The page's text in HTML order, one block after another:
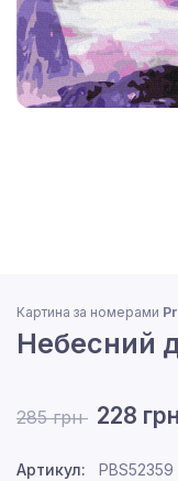
Картина за номерами
Небесний
285 грн 228 грн
Артикул:
PBS52359